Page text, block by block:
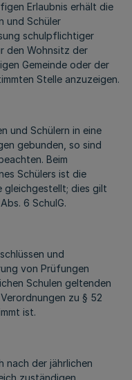
Erlaubnis erhält die
und Schüler
schulpflichtiger
den Wohnsitz der
Gemeinde oder der
Stelle anzuzeigen.
und Schülern in eine
gebunden, so sind
Beim
Schülers ist die
gleichgestellt; dies gilt
6 SchulG.
und
von Prüfungen
Schulen geltenden
zu § 52
ist.
nach der jährlichen
zuständigen